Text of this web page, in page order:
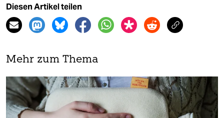
Diesen Artikel teilen
Mehr zum Thema